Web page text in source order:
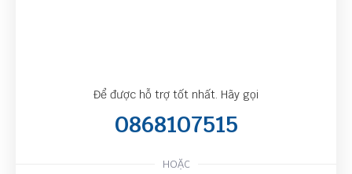
Để được hỗ trợ tốt nhất. Hãy gọi
0868107515
HOẶC